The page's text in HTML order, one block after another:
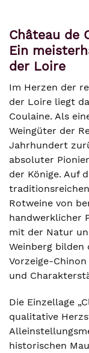
Château de
Ein
der Loire
Im Herzen der
der Loire liegt
Coulaine. Als
Weingüter der
Jahrhundert
absoluter
der Könige. Auf
Rotweine von
handwerklicher
mit der Natur
Weinberg bilden
Vorzeige-
und
Die Einzellage
qualitative
historischen